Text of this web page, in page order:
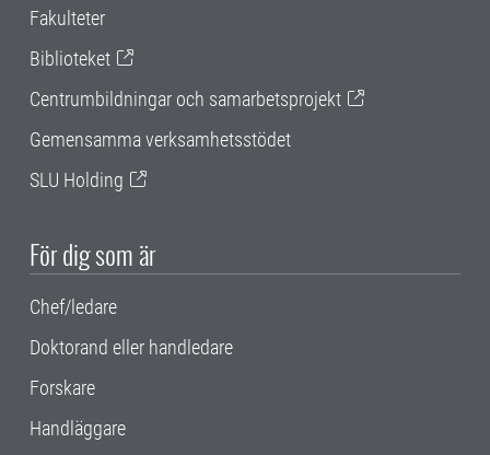
Fakulteter
Biblioteket
Centrumbildningar och samarbetsprojekt
Gemensamma verksamhetsstödet
SLU Holding
För dig som är
Chef/ledare
Doktorand eller handledare
Forskare
Handläggare